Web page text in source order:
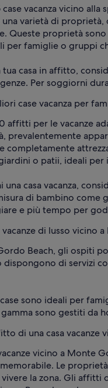
case vacanza vicino
varietà di
Queste proprietà
per famiglie o gruppi
casa in affitto,
Per soggiorni
case vacanza per
affitti per le vacanze
prevalentemente
completamente
o patii, ideali
una casa vacanza,
di bambino
e più tempo per
di lusso vicino
Beach, gli ospiti
dispongono di servizi
sono ideali per
sono gestiti da
di una casa vacanze
vicino a Monte
Le
la zona. Gli affitti